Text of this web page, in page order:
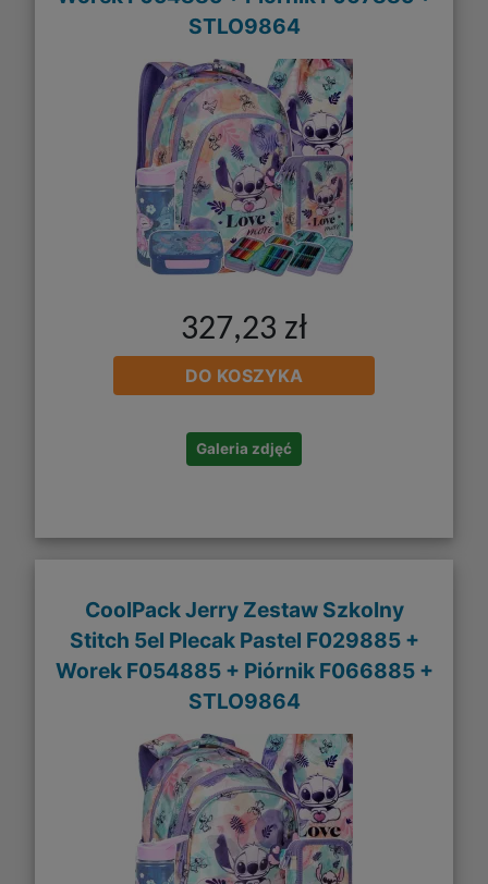
STLO9864
327,23 zł
DO KOSZYKA
Galeria zdjęć
CoolPack Jerry Zestaw Szkolny
Stitch 5el Plecak Pastel F029885 +
Worek F054885 + Piórnik F066885 +
STLO9864